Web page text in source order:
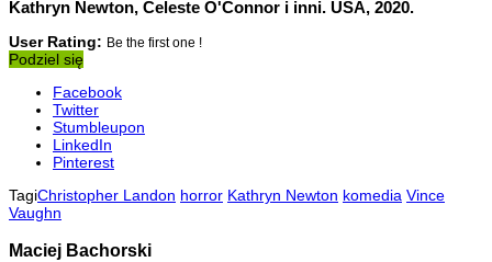
Kathryn Newton, Celeste O'Connor i inni. USA, 2020.
User Rating: Be the first one !
Podziel się
Facebook
Twitter
Stumbleupon
LinkedIn
Pinterest
TagiChristopher Landon horror Kathryn Newton komedia Vince
Vaughn
Maciej Bachorski